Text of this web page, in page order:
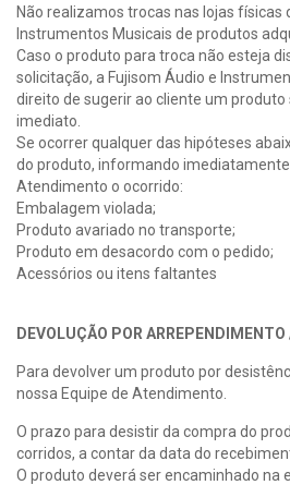
Não realizamos trocas nas lojas físicas
Instrumentos Musicais de produtos
Caso o produto para troca não esteja
solicitação, a Fujisom Áudio e
direito de sugerir ao cliente um
imediato.
Se ocorrer qualquer das hipóteses
do produto, informando imediatamente
Atendimento o ocorrido:
Embalagem violada;
Produto avariado no transporte;
Produto em desacordo com o pedido;
Acessórios ou itens faltantes
DEVOLUÇÃO POR
Para devolver um produto por
nossa Equipe de Atendimento.
O prazo para desistir da compra do
corridos, a contar da data do
O produto deverá ser encaminhado na